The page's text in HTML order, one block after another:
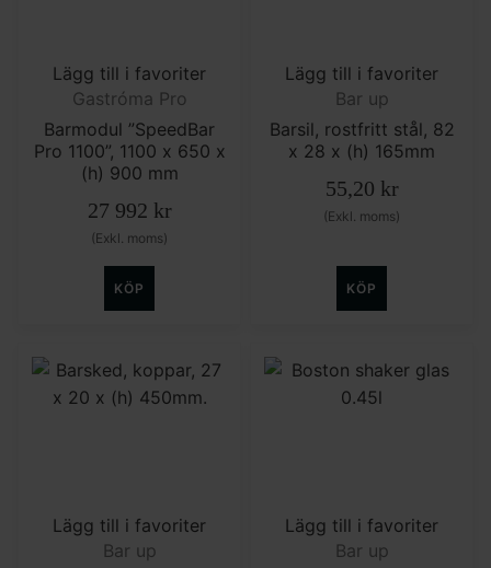
Lägg till i favoriter
Gastróma Pro
Barmodul ”SpeedBar
Pro 1100”, 1100 x 650 x
(h) 900 mm
27 992 kr
(Exkl. moms)
KÖP
Lägg till i favoriter
Bar up
Barsil, rostfritt stål, 82
x 28 x (h) 165mm
55,20 kr
(Exkl. moms)
KÖP
Lägg till i favoriter
Bar up
Lägg till i favoriter
Bar up